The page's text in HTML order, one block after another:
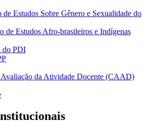
Estudos Sobre Gênero e Sexualidade do
Estudos Afro-brasileiros e Indígenas
do PDI
Avaliação da Atividade Docente (CAAD)